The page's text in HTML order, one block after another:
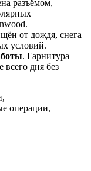
разъёмом,
от дождя, снега
условий.
. Гарнитура
всего дня без
операции,